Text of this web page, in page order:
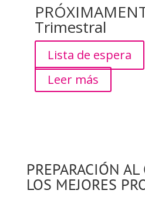
Trimestral
Lista de espera
Leer más
PREPARACIÓN
LOS MEJORES